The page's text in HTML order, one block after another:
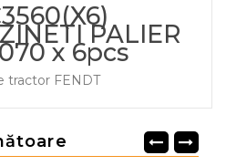
PALIER
x 6pcs
tractor FENDT